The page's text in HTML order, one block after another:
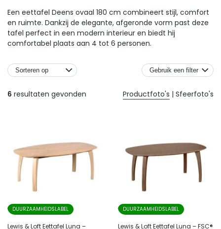
Een eettafel Deens ovaal 180 cm combineert stijl, comfort
en ruimte. Dankzij de elegante, afgeronde vorm past deze
tafel perfect in een modern interieur en biedt hij
comfortabel plaats aan 4 tot 6 personen.
Producten
6 resultaten gevonden Productfoto's | Sfeerfoto's
Gebruik een filter
DUURZAAMHEIDSLABEL
Lewis & Loft Eettafel Luna –
DUURZAAMHEIDSLABEL
Lewis & Loft Eettafel Luna – FSC®